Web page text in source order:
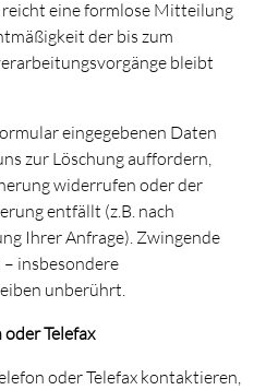
eine formlose Mitteilung
der bis zum
bleibt
eingegebenen Daten
zur Löschung auffordern,
widerrufen oder der
entfällt (z.B. nach
Ihrer Anfrage). Zwingende
insbesondere
unberührt.
Telefax
oder Telefax kontaktieren,